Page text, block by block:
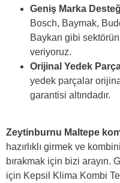
Geniş Marka
Bosch, Baymak,
Baykan gibi
veriyoruz.
Orijinal Yedek
yedek parçalar
garantisi altındadır.
Zeytinburnu Maltepe
hazırlıklı girmek ve
bırakmak için bizi arayın.
için Kepsil Klima Kombi